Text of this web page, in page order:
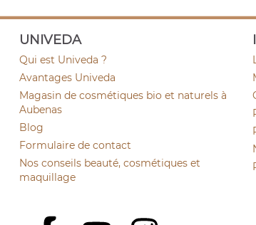
UNIVEDA
Qui est Univeda ?
Avantages Univeda
Magasin de cosmétiques bio et naturels à
Aubenas
Blog
Formulaire de contact
Nos conseils beauté, cosmétiques et
maquillage
YouTube